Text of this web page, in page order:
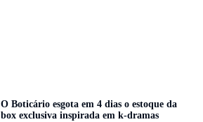
O Boticário esgota em 4 dias o estoque da
box exclusiva inspirada em k-dramas